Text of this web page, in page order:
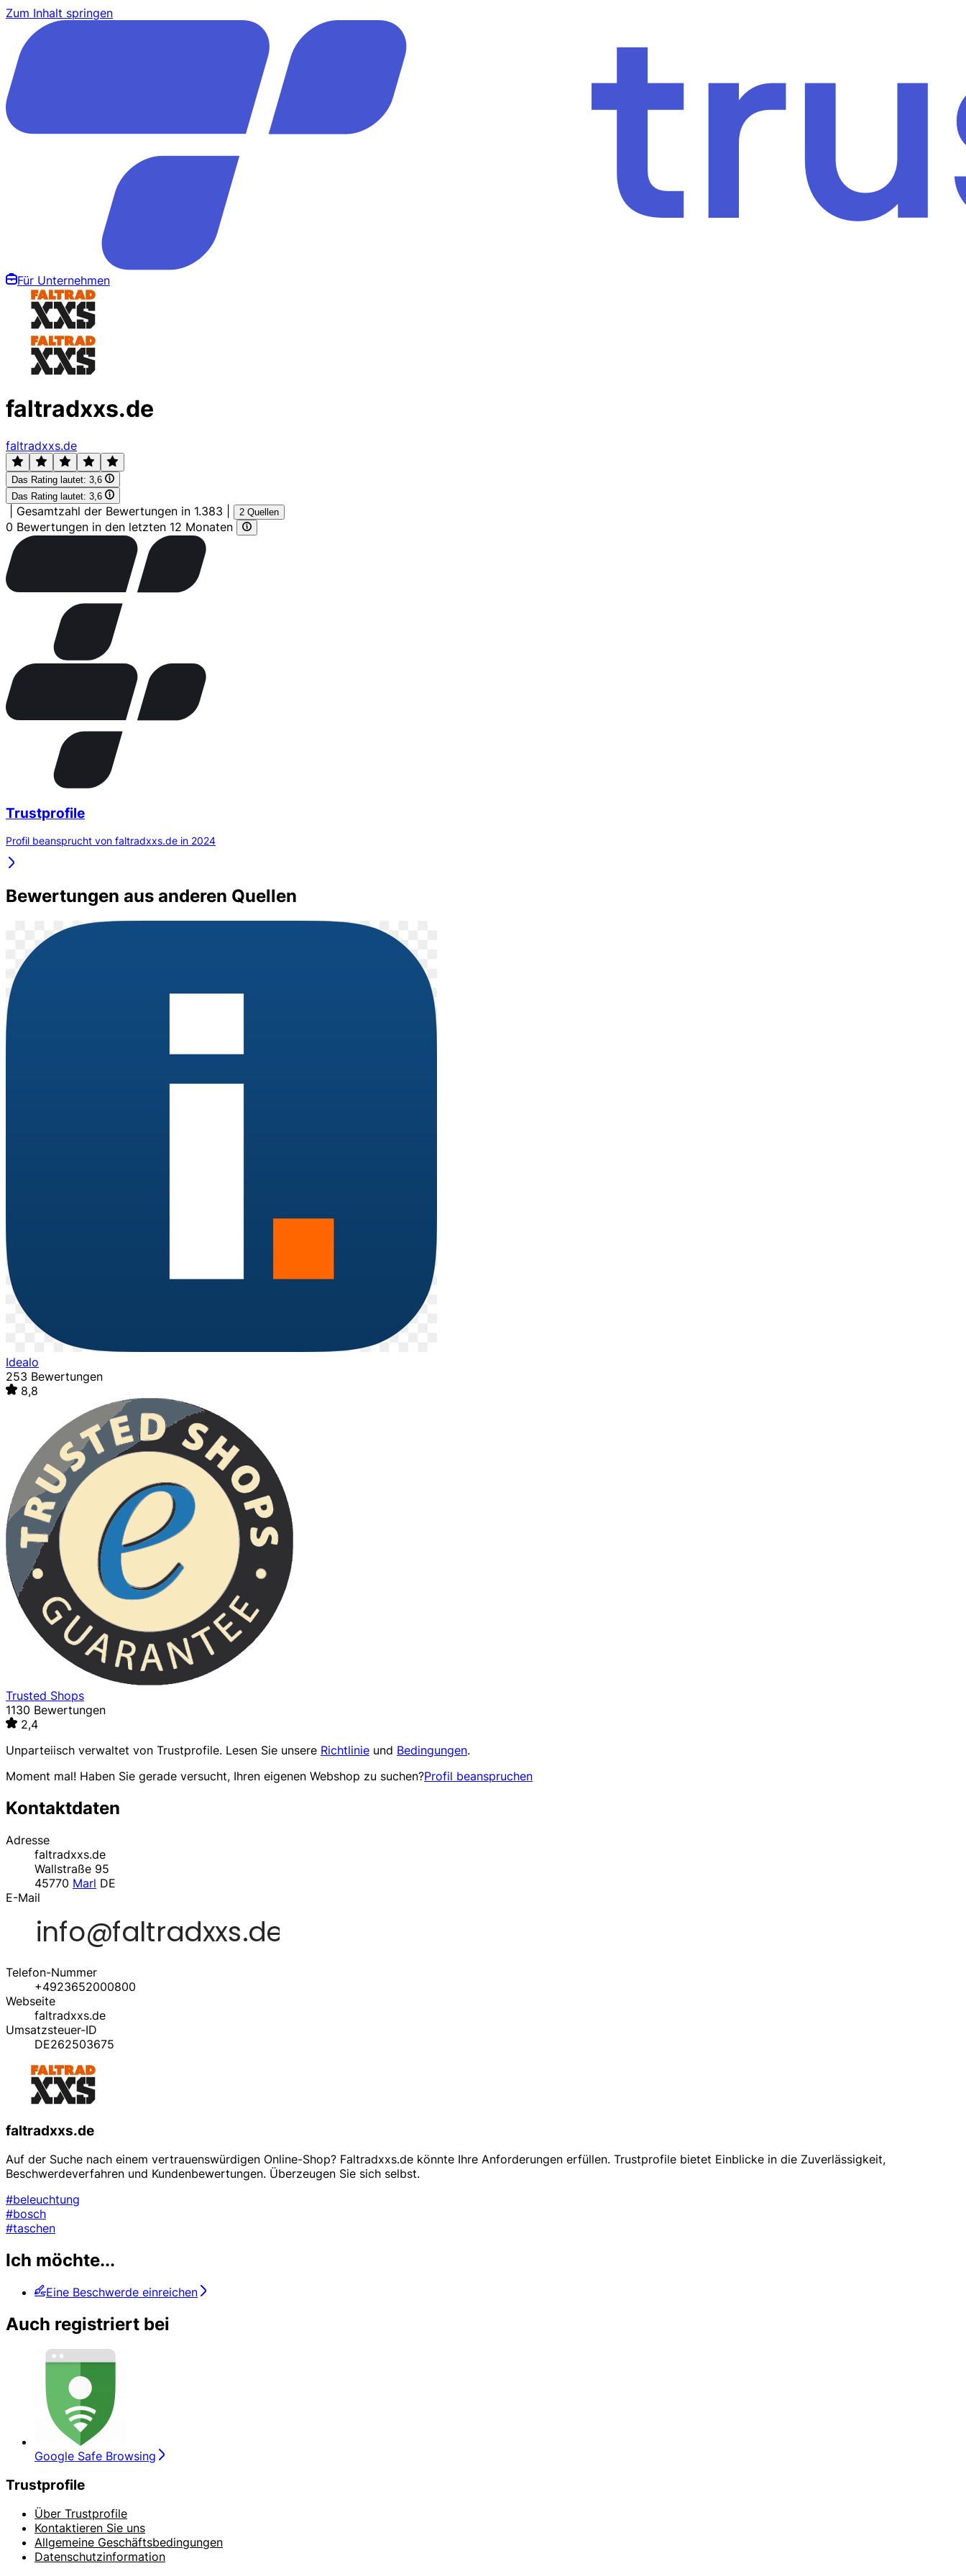
Zum Inhalt springen
Für Unternehmen
faltradxxs.de
faltradxxs.de
Das Rating lautet: 3,6
Das Rating lautet: 3,6
Gesamtzahl der Bewertungen in 1.383 2 Quellen
0 Bewertungen in den letzten 12 Monaten
Trustprofile
Profil beansprucht von faltradxxs.de in 2024
Bewertungen aus anderen Quellen
Idealo
253 Bewertungen
8,8
Trusted Shops
1130 Bewertungen
2,4
Unparteiisch verwaltet von Trustprofile. Lesen Sie unsere Richtlinie und Bedingungen.
Moment mal! Haben Sie gerade versucht, Ihren eigenen Webshop zu suchen?Profil beanspruchen
Kontaktdaten
Adresse
faltradxxs.de
Wallstraße 95
45770 Marl DE
E-Mail
Telefon-Nummer
+4923652000800
Webseite
faltradxxs.de
Umsatzsteuer-ID
DE262503675
faltradxxs.de
Auf der Suche nach einem vertrauenswürdigen Online-Shop? Faltradxxs.de könnte Ihre Anforderungen erfüllen. Trustprofile bietet Einblicke in die Zuverlässigkeit,
Beschwerdeverfahren und Kundenbewertungen. Überzeugen Sie sich selbst.
#beleuchtung
#bosch
#taschen
Ich möchte...
Eine Beschwerde einreichen
Auch registriert bei
Google Safe Browsing
Trustprofile
Über Trustprofile
Kontaktieren Sie uns
Allgemeine Geschäftsbedingungen
Datenschutzinformation